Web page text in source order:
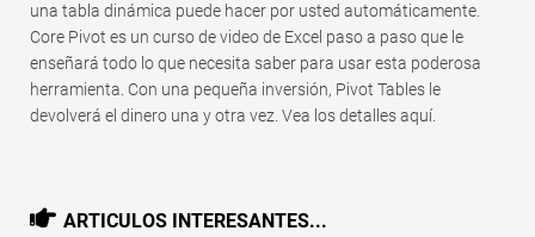
una tabla dinámica puede hacer por usted automáticamente.
Core Pivot es un curso de video de Excel paso a paso que le
enseñará todo lo que necesita saber para usar esta poderosa
herramienta. Con una pequeña inversión, Pivot Tables le
devolverá el dinero una y otra vez. Vea los detalles aquí.
ARTICULOS INTERESANTES...